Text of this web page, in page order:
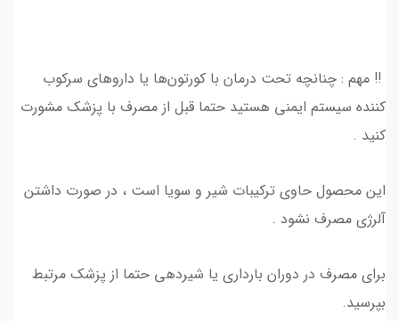
‼️ مهم : چنانچه تحت درمان با کورتون‌ها یا داروهای سرکوب
کننده سیستم ایمنی هستید حتما قبل از مصرف با پزشک مشورت
کنید .
این محصول حاوی ترکیبات شیر و سویا است ، در صورت داشتن
آلرژی مصرف نشود .
برای مصرف در دوران بارداری یا شیردهی حتما از پزشک مرتبط
بپرسید.